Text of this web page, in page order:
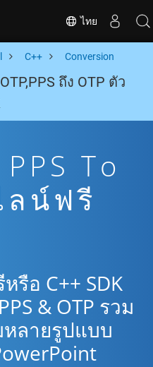
ไทย
C++ Conversion
ถึง OTP ตัว
To
ลน์ฟรี
รือ C++ SDK
& OTP รวม
ลายรูปแบบ